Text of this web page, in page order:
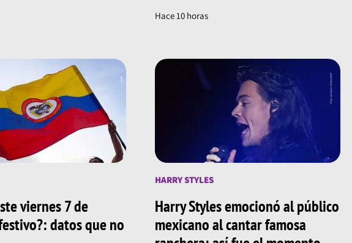
Hace 10 horas
viernes 7 de
datos que no
HARRY STYLES
Harry Styles emocionó al público
mexicano al cantar famosa